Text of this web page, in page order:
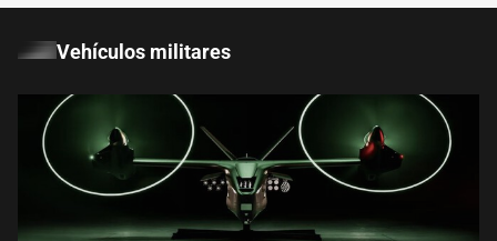
Vehículos militares